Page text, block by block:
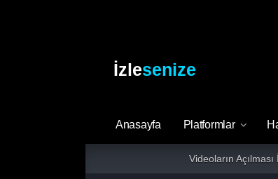
İzlesenize
Anasayfa Platformlar
Videoların